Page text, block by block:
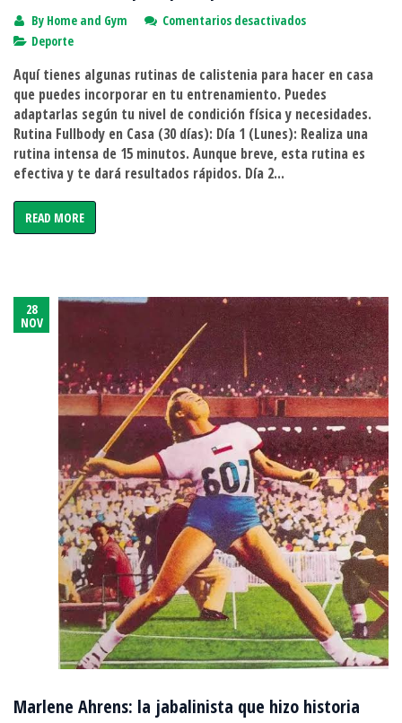
By Home and Gym Comentarios desactivadosen
casa
para
principiantes
de
calistenia
Deporte
Aquí tienes algunas rutinas de calistenia para hacer en casa
que puedes incorporar en tu entrenamiento. Puedes
adaptarlas según tu nivel de condición física y necesidades.
Rutina Fullbody en Casa (30 días): Día 1 (Lunes): Realiza una
rutina intensa de 15 minutos. Aunque breve, esta rutina es
efectiva y te dará resultados rápidos. Día 2...
READ MORE
28
NOV
Marlene Ahrens: la jabalinista que hizo historia